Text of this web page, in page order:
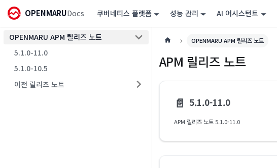
OPENMARUDocs 쿠버네티스 플랫폼 성능 관리 AI 어시스턴트
OPENMARU APM 릴리즈 노트
5.1.0-11.0
5.1.0-10.5
이전 릴리즈 노트
OPENMARU APM 릴리즈 노트
APM 릴리즈 노트
📄️ 5.1.0-11.0
APM 릴리즈 노트 5.1.0-11.0